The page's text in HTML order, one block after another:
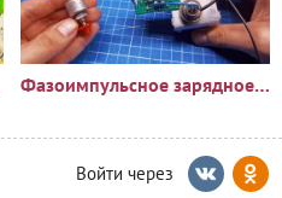
Фазоимпульсное зарядное устройство своими руками